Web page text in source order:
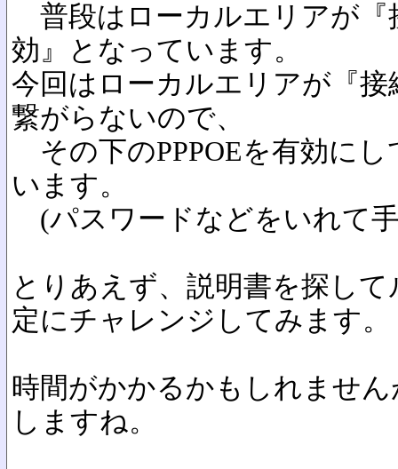
普段はローカルエリアが『
効』となっています。
今回はローカルエリアが『
繋がらないので、
その下のPPPOEを有効に
います。
(パスワードなどをいれて
とりあえず、説明書を探し
定にチャレンジしてみます。
時間がかかるかもしれませ
しますね。